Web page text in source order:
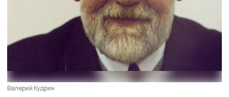
Валерий Кудрин